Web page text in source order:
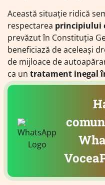
Această situație ridică
respectarea principiului
prevăzut în Constituția
beneficiază de aceleași
de mijloace de
ca un tratament inegal